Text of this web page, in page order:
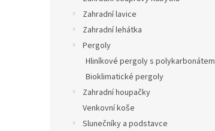
Zahradní lavice
Zahradní lehátka
Pergoly
Hliníkové pergoly s polykarbonátem
Bioklimatické pergoly
Zahradní houpačky
Venkovní koše
Slunečníky a podstavce